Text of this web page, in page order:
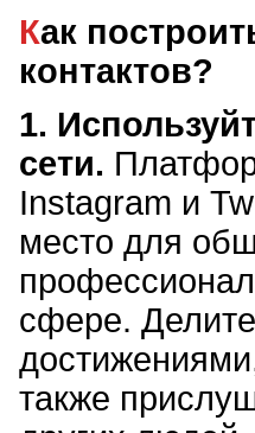
Как построить свою сеть
контактов?
1.
сети.
Instagram и
место для
сфере.
также